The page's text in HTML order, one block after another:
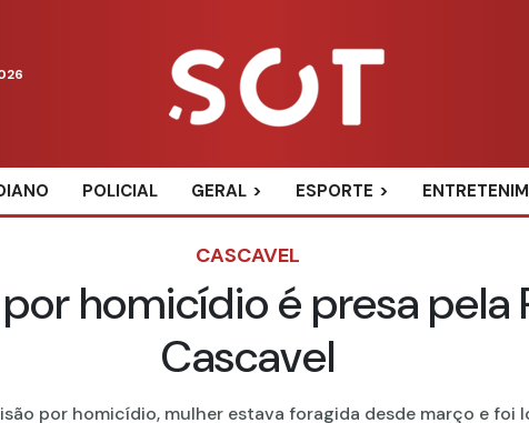
POLICIAL GERAL ESPORTE
CASCAVEL
homicídio é presa pela
Cascavel
por homicídio, mulher estava foragida desde março e foi